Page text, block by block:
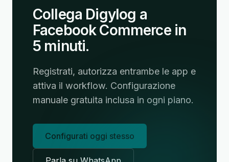
Collega Digylog a
Facebook Commerce in
5 minuti.
Registrati, autorizza entrambe le app e
attiva il workflow. Configurazione
manuale gratuita inclusa in ogni piano.
Configurati oggi stesso